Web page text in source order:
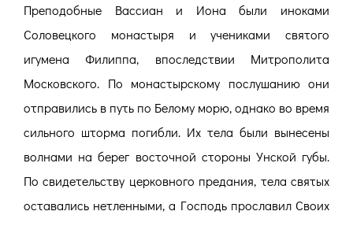
Преподобные Вассиан и Иона были иноками
Соловецкого монастыря и учениками святого
игумена Филиппа, впоследствии Митрополита
Московского. По монастырскому послушанию они
отправились в путь по Белому морю, однако во время
сильного шторма погибли. Их тела были вынесены
волнами на берег восточной стороны Унской губы.
По свидетельству церковного предания, тела святых
оставались нетленными, а Господь прославил Своих